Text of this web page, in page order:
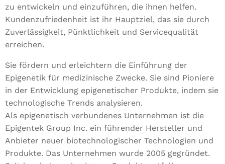
zu entwickeln und einzuführen, die ihnen helfen.
Kundenzufriedenheit ist ihr Hauptziel, das sie durch
Zuverlässigkeit, Pünktlichkeit und Servicequalität
erreichen.
Sie fördern und erleichtern die Einführung der
Epigenetik für medizinische Zwecke. Sie sind Pioniere
in der Entwicklung epigenetischer Produkte, indem sie
technologische Trends analysieren.
Als epigenetisch verbundenes Unternehmen ist die
Epigentek Group Inc. ein führender Hersteller und
Anbieter neuer biotechnologischer Technologien und
Produkte. Das Unternehmen wurde 2005 gegründet.